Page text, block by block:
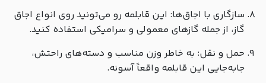
سازگاری با اجاق‌ها: این قابلمه رو می‌تونید روی انواع اجاق
گاز، از جمله گازهای معمولی و سرامیکی استفاده کنید.
حمل و نقل: به خاطر وزن مناسب و دسته‌های راحتش،
جابه‌جایی این قابلمه واقعاً آسونه.